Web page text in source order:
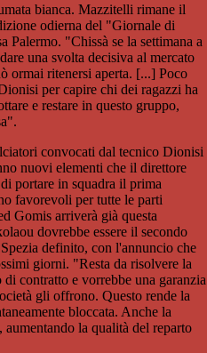
bianca. Mazzitelli rimane il
odierna del "Giornale di
Palermo. "Chissà se la settimana a
una svolta decisiva al mercato
ormai ritenersi aperta. [...] Poco
per capire chi dei ragazzi ha
e restare in questo gruppo,
convocati dal tecnico Dionisi
nuovi elementi che il direttore
portare in squadra il prima
favorevoli per tutte le parti
Gomis arriverà già questa
dovrebbe essere il secondo
definito, con l'annuncio che
giorni. "Resta da risolvere la
contratto e vorrebbe una garanzia
gli offrono. Questo rende la
bloccata. Anche la
la qualità del reparto